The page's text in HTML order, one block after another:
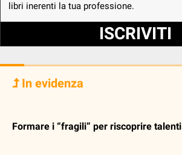
libri inerenti la tua professione.
ISCRIVITI
In evidenza
Formare i “fragili” per riscoprire talenti